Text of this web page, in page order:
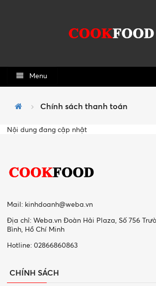
Menu
Chính sách thanh toán
Nội dung đang cập nhật
Mail: kinhdoanh@weba.vn
Địa chỉ: Weba.vn Đoàn Hải Plaza, Số 756
Bình, Hồ Chí Minh
Hotline: 02866860863
CHÍNH SÁCH